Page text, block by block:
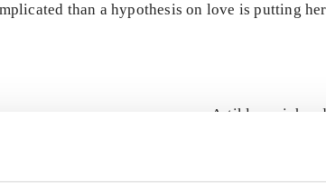
than a hypothesis on love is putting
Artiklerne i